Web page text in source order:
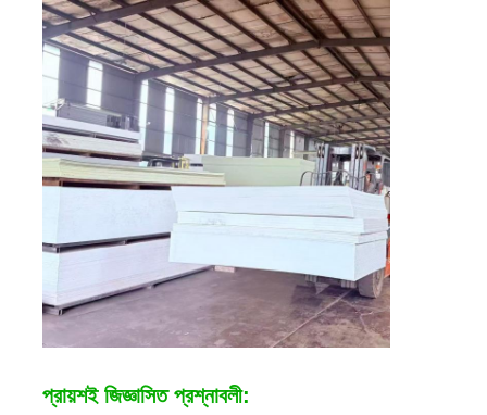
প্রায়শই জিজ্ঞাসিত প্রশ্নাবলী: